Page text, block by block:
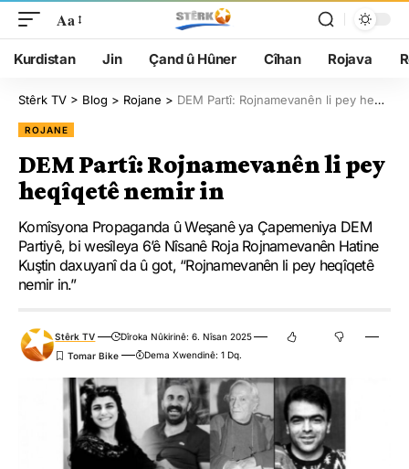
Aa
Kurdistan Jin Çand û Hûner Cîhan Rojava
Stêrk TV > Blog > Rojane > DEM Partî: Rojnamevanên li pey heqîqetê nemir in
ROJANE
DEM Partî: Rojnamevanên li pey
heqîqetê nemir in
Komîsyona Propaganda û Weşanê ya Çapemeniya DEM
Partiyê, bi wesîleya 6’ê Nîsanê Roja Rojnamevanên Hatine
Kuştin daxuyanî da û got, “Rojnamevanên li pey heqîqetê
nemir in.”
Stêrk TV
Dîroka Nûkirinê: 6. Nîsan 2025
Dema Xwendinê: 1 Dq.